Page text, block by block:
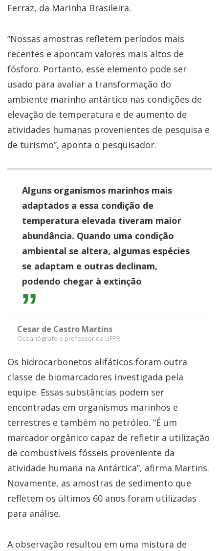
Ferraz, da Marinha Brasileira.
“Nossas amostras refletem períodos mais
recentes e apontam valores mais altos de
fósforo. Portanto, esse elemento pode ser
usado para avaliar a transformação do
ambiente marinho antártico nas condições de
elevação de temperatura e de aumento de
atividades humanas provenientes de pesquisa e
de turismo”, aponta o pesquisador.
Alguns organismos marinhos mais
adaptados a essa condição de
temperatura elevada tiveram maior
abundância. Quando uma condição
ambiental se altera, algumas espécies
se adaptam e outras declinam,
podendo chegar à extinção
Cesar de Castro Martins
Oceanógrafo e professor da UFPR
Os hidrocarbonetos alifáticos foram outra
classe de biomarcadores investigada pela
equipe. Essas substâncias podem ser
encontradas em organismos marinhos e
terrestres e também no petróleo. “É um
marcador orgânico capaz de refletir a utilização
de combustíveis fósseis proveniente da
atividade humana na Antártica”, afirma Martins.
Novamente, as amostras de sedimento que
refletem os últimos 60 anos foram utilizadas
para análise.
A observação resultou em uma mistura de